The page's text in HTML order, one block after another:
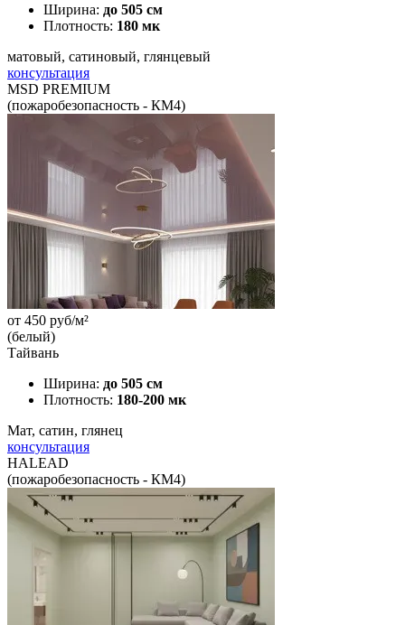
Ширина: до 505 см
Плотность: 180 мк
матовый, сатиновый, глянцевый
консультация
MSD PREMIUM
(пожаробезопасность - КМ4)
от 450 руб/м²
(белый)
Тайвань
Ширина: до 505 см
Плотность: 180-200 мк
Мат, сатин, глянец
консультация
HALEAD
(пожаробезопасность - КМ4)